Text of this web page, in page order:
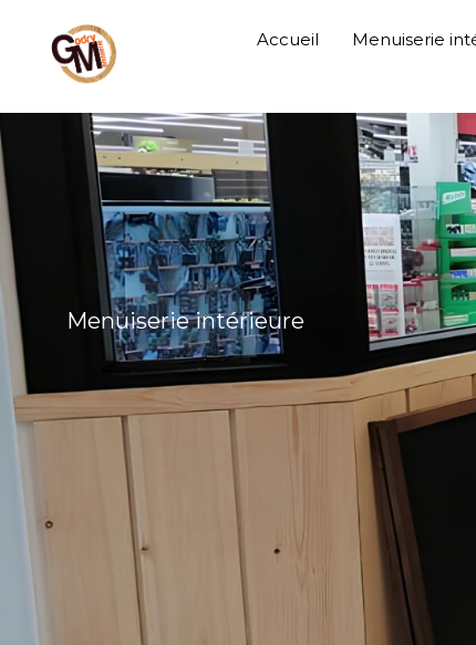
Accueil Menuiserie
Menuiserie intérieure